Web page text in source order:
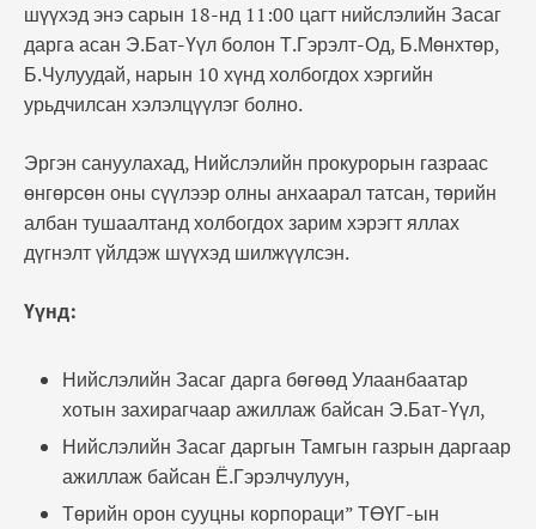
шүүхэд энэ сарын 18-нд 11:00 цагт нийслэлийн Засаг
дарга асан Э.Бат-Үүл болон Т.Гэрэлт-Од, Б.Мөнхтөр,
Б.Чулуудай, нарын 10 хүнд холбогдох хэргийн
урьдчилсан хэлэлцүүлэг болно.
Эргэн сануулахад, Нийслэлийн прокурорын газраас
өнгөрсөн оны сүүлээр олны анхаарал татсан, төрийн
албан тушаалтанд холбогдох зарим хэрэгт яллах
дүгнэлт үйлдэж шүүхэд шилжүүлсэн.
Үүнд:
Нийслэлийн Засаг дарга бөгөөд Улаанбаатар
хотын захирагчаар ажиллаж байсан Э.Бат-Үүл,
Нийслэлийн Засаг даргын Тамгын газрын даргаар
ажиллаж байсан Ё.Гэрэлчулуун,
Төрийн орон сууцны корпораци” ТӨҮГ-ын